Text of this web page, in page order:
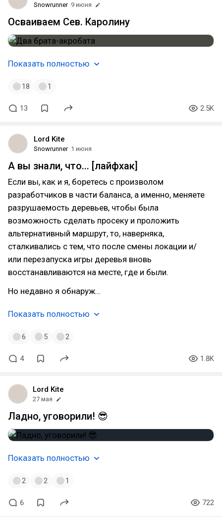
Snowrunner 9 июня
Осваиваем Сев. Каролину
Показать полностью
18 1
13 2.5K
Lord Kite
Snowrunner 1 июня
А вы знали, что... [лайфхак]
Если вы, как и я, боретесь с произволом
разработчиков в части баланса, а именно, меняете
разрушаемость деревьев, чтобы была
возможность сделать просеку и проложить
альтернативный маршрут, то, наверняка,
сталкивались с тем, что после смены локации и/
или перезапуска игры деревья вновь
восстанавливаются на месте, где и были.
Но недавно я обнаруж…
Показать полностью
6 5 2
4 1.8K
Lord Kite
27 мая
Ладно, уговорили! 😎
Показать полностью
2 2 1
6 722